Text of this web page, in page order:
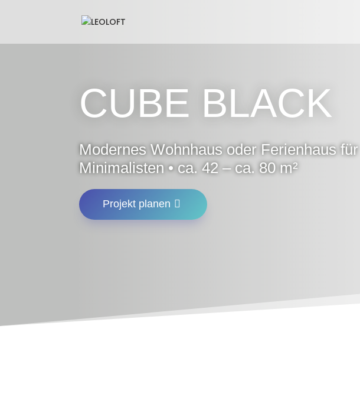
CUBE BLACK
Modernes Wohnhaus oder Ferienhaus für
Minimalisten • ca. 42 – ca. 80 m²
Projekt planen